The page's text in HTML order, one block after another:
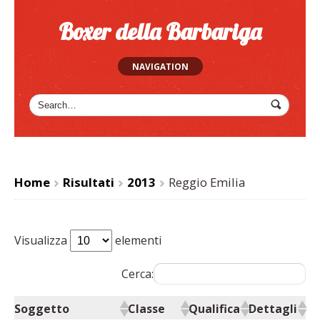
Boxer della Barbariga
NAVIGATION
Home
>
Risultati
>
2013
>
Reggio Emilia
Visualizza elementi
Cerca:
Soggetto Classe Qualifica Dettagli